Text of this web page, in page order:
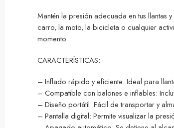
Mantén la presión adecuada en tus
carro, la moto, la bicicleta o cualquier
momento.
CARACTERÍSTICAS:
– Inflado rápido y eficiente: Ideal para
– Compatible con balones e inflables:
– Diseño portátil: Fácil de transportar y
– Pantalla digital: Permite visualizar la